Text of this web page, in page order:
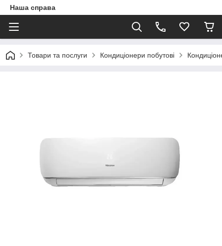
Наша справа
Товари та послуги Кондиціонери побутові